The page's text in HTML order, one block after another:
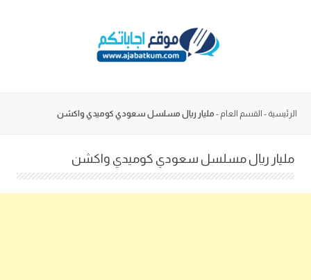
الرئيسية - القسم العام - مليار ريال مسلسل سعودي كوميدي واكشن
مليار ريال مسلسل سعودي كوميدي واكشن